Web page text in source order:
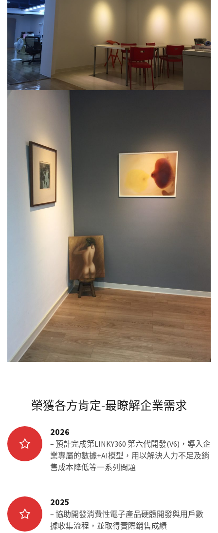
榮獲各方肯定-最瞭解企業需求
2026
– 預計完成第LINKY360 第六代開發(V6)，導入企
業專屬的數據+AI模型，用以解決人力不足及銷
售成本降低等一系列問題
2025
– 協助開發消費性電子產品硬體開發與用戶數
據收集流程，並取得實際銷售成績